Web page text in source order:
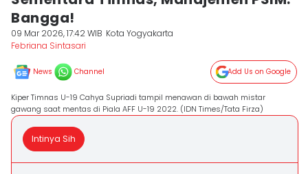
Bangga!
09 Mar 2026, 17:42 WIB Kota Yogyakarta
Febriana Sintasari
News Channel Add Us on Google
Kiper Timnas U-19 Cahya Supriadi tampil menawan di bawah mistar
gawang saat mentas di Piala AFF U-19 2022. (IDN Times/Tata Firza)
Intinya Sih